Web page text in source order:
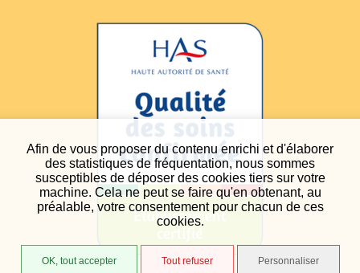
Afin de vous proposer du contenu enrichi et d'élaborer
des statistiques de fréquentation, nous sommes
susceptibles de déposer des cookies tiers sur votre
machine. Cela ne peut se faire qu'en obtenant, au
préalable, votre consentement pour chacun de ces
cookies.
OK, tout accepter Tout refuser Personnaliser